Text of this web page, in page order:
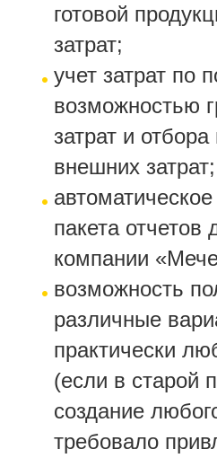
готовой
затрат;
учет затрат по
возможностью
затрат и
внешних затрат;
пакета отчетов
компании
возможность
различные
практически
(если в старой
создание
требовало